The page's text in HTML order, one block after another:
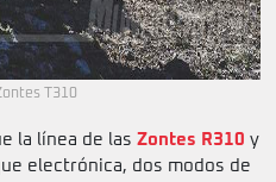
T310
la línea de las Zontes R310 y
electrónica, dos modos de